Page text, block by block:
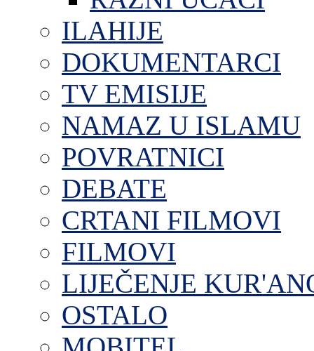
ILAHIJE
DOKUMENTARCI
TV EMISIJE
NAMAZ U ISLAMU
POVRATNICI
DEBATE
CRTANI FILMOVI
FILMOVI
LIJEČENJE
OSTALO